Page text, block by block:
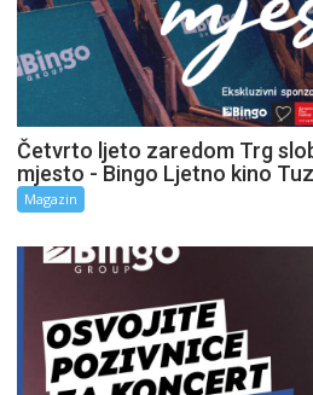
Četvrto ljeto zaredom Trg
mjesto - Bingo Ljetno kino
Magazin